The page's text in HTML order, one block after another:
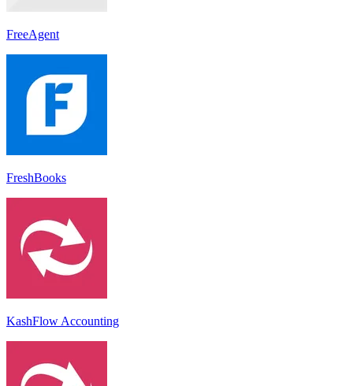
FreeAgent
FreshBooks
KashFlow Accounting